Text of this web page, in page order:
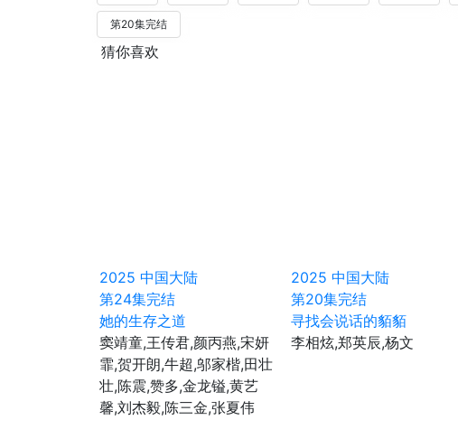
第20集完结
猜你喜欢
2025 中国大陆
第24集完结
她的生存之道
窦靖童,王传君,颜丙燕,宋妍
霏,贺开朗,牛超,邬家楷,田壮
壮,陈震,赞多,金龙镒,黄艺
馨,刘杰毅,陈三金,张夏伟
2025 中国大陆
第20集完结
寻找会说话的貊貊
李相炫,郑英辰,杨文